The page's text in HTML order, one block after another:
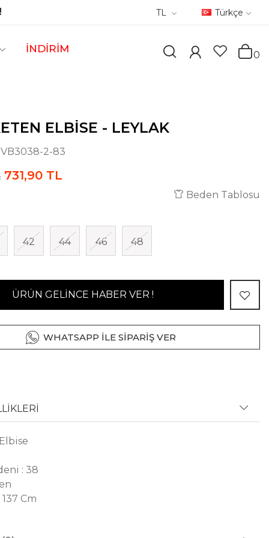
TL Türkçe
İNDİRİM
0
ELBISE - LEYLAK
VB3038-2-83
731,90 TL
Beden Tablosu
42 44 46 48
ÜRÜN GELİNCE HABER VER !
WHATSAPP İLE SİPARİŞ VER
: 38
Cm